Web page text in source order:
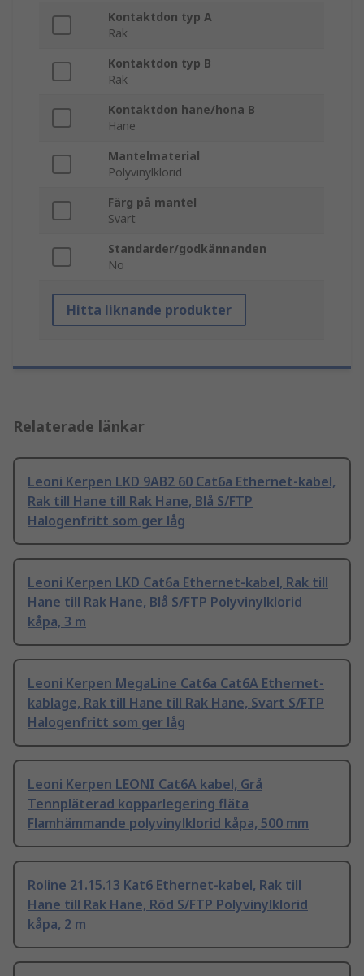
Kontaktdon typ A
Rak
Kontaktdon typ B
Rak
Kontaktdon hane/hona B
Hane
Mantelmaterial
Polyvinylklorid
Färg på mantel
Svart
Standarder/godkännanden
No
Hitta liknande produkter
Relaterade länkar
Leoni Kerpen LKD 9AB2 60 Cat6a Ethernet-kabel,
Rak till Hane till Rak Hane, Blå S/FTP
Halogenfritt som ger låg
Leoni Kerpen LKD Cat6a Ethernet-kabel, Rak till
Hane till Rak Hane, Blå S/FTP Polyvinylklorid
kåpa, 3 m
Leoni Kerpen MegaLine Cat6a Cat6A Ethernet-
kablage, Rak till Hane till Rak Hane, Svart S/FTP
Halogenfritt som ger låg
Leoni Kerpen LEONI Cat6A kabel, Grå
Tennpläterad kopparlegering fläta
Flamhämmande polyvinylklorid kåpa, 500 mm
Roline 21.15.13 Kat6 Ethernet-kabel, Rak till
Hane till Rak Hane, Röd S/FTP Polyvinylklorid
kåpa, 2 m